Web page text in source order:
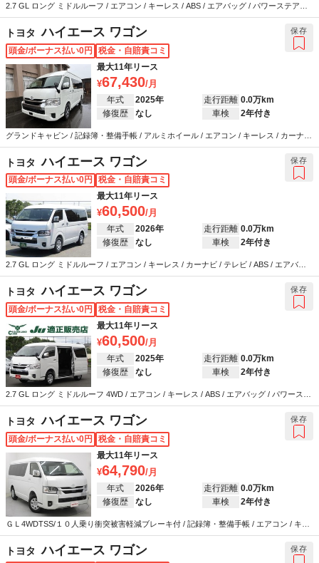
2.7 GL ロング ミドルルーフ / エアコン / キーレス / ABS / エアバッグ / パワーステアリ
ング / パワーウインドウ
トヨタ ハイエース ワゴン
頭金/ボーナス払い0円
税金・自賠責コミ
最大11年リース
67,430
年式 2025年 走行距離 0.0万km
修復歴
なし 車検 2年付き
グランドキャビン / 記録簿・整備手帳 / アルミホイール / エアコン / キーレス / カーナビ
/ テレビ / ABS / エアバッグ / パワーステアリング / パワーウインドウ
保存
トヨタ ハイエース ワゴン
頭金/ボーナス払い0円
税金・自賠責コミ
最大11年リース
60,500
年式 2026年 走行距離 0.0万km
修復歴
なし 車検 2年付き
2.7 GL ロング ミドルルーフ / エアコン / キーレス / カーナビ / テレビ / ABS / エアバッ
グ / パワーステアリング / パワーウインドウ
保存
トヨタ ハイエース ワゴン
頭金/ボーナス払い0円
税金・自賠責コミ
最大11年リース
60,500
年式 2025年 走行距離 0.0万km
修復歴
なし 車検 2年付き
2.7 GL ロング ミドルルーフ 4WD / エアコン / キーレス / ABS / エアバッグ / パワーステ
アリング / パワーウインドウ
保存
トヨタ ハイエース ワゴン
頭金/ボーナス払い0円
税金・自賠責コミ
最大11年リース
64,790
年式 2026年 走行距離 0.0万km
修復歴
なし 車検 2年付き
ＧＬ4WDTSS/１０人乗り衝突被害軽減ブレーキ付 / 記録簿・整備手帳 / エアコン / キー
レス / カーナビ / テレビ / ABS / エアバッグ / パワーステアリング / パワーウインドウ
保存
トヨタ ハイエース ワゴン 保存